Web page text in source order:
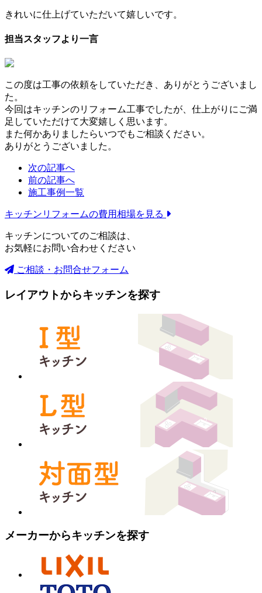
きれいに仕上げていただいて嬉しいです。
担当スタッフより一言
この度は工事の依頼をしていただき、ありがとうございまし
た。
今回はキッチンのリフォーム工事でしたが、仕上がりにご満
足していただけて大変嬉しく思います。
また何かありましたらいつでもご相談ください。
ありがとうございました。
次の記事へ
前の記事へ
施工事例一覧
キッチンリフォームの費用相場を見る
キッチンについてのご相談は、
お気軽にお問い合わせください
ご相談・お問合せフォーム
レイアウトからキッチンを探す
メーカーからキッチンを探す